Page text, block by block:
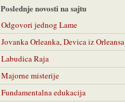
Poslednje novosti na sajtu
Odgovori jednog Lame
Jovanka Orleanka, Devica iz Orleansa
Labudica Raja
Majorne misterije
Fundamentalna edukacija